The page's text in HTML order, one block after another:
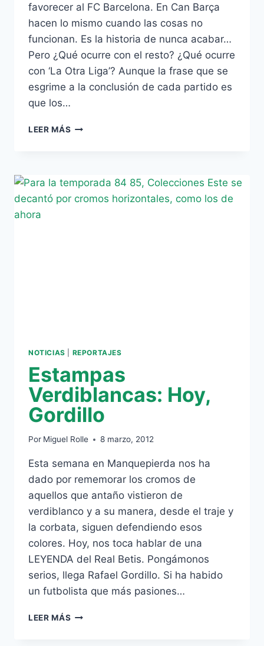
favorecer al FC Barcelona. En Can Barça
hacen lo mismo cuando las cosas no
funcionan. Es la historia de nunca acabar…
Pero ¿Qué ocurre con el resto? ¿Qué ocurre
con ‘La Otra Liga’? Aunque la frase que se
esgrime a la conclusión de cada partido es
que los…
LEER MÁS DE
LOS
ÁRBITROS
NOTICIAS REPORTAJES
Estampas
Verdiblancas: Hoy,
Gordillo
Por Miguel Rolle 8 marzo, 2012
Esta semana en Manquepierda nos ha
dado por rememorar los cromos de
aquellos que antaño vistieron de
verdiblanco y a su manera, desde el traje y
la corbata, siguen defendiendo esos
colores. Hoy, nos toca hablar de una
LEYENDA del Real Betis. Pongámonos
serios, llega Rafael Gordillo. Si ha habido
un futbolista que más pasiones…
LEER MÁS ESTAMPAS